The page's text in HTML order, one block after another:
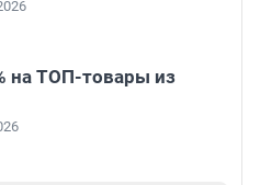
на ТОП-товары из